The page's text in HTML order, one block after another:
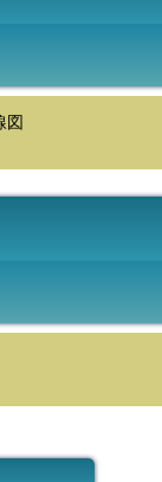
図